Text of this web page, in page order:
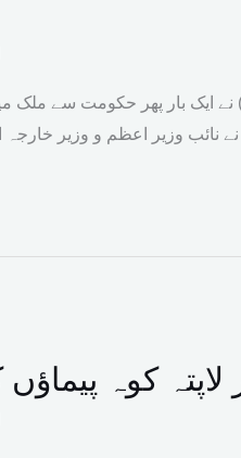
ایک بار پھر حکومت سے ملک
وزیر اعظم و وزیر خارجہ
لاپتہ کوہ